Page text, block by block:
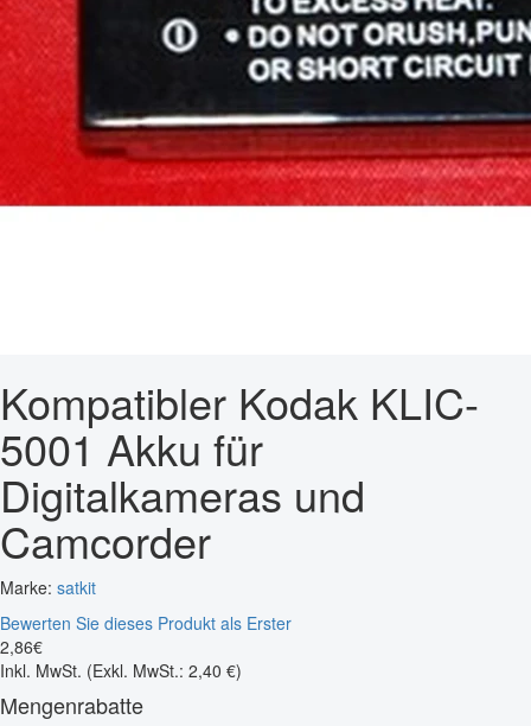
Kompatibler Kodak KLIC-
5001 Akku für
Digitalkameras und
Camcorder
Marke: satkit
Bewerten Sie dieses Produkt als Erster
2,86€
Inkl. MwSt. (Exkl. MwSt.: 2,40 €)
Mengenrabatte